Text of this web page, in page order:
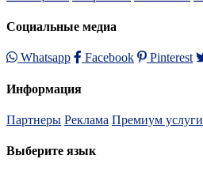
Социальные медиа
Whatsapp Facebook Pinterest
Информация
Партнеры Реклама Премиум услуги
Выберите язык